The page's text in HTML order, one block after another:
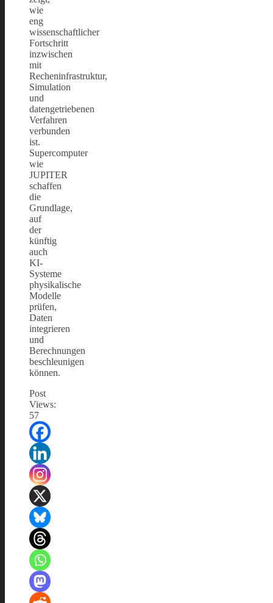
wie
eng
wissenschaftlicher
Fortschritt
inzwischen
mit
Recheninfrastruktur,
Simulation
und
datengetriebenen
Verfahren
verbunden
ist.
Supercomputer
wie
JUPITER
schaffen
die
Grundlage,
auf
der
künftig
auch
KI-
Systeme
physikalische
Modelle
prüfen,
Daten
integrieren
und
Berechnungen
beschleunigen
können.
Post
Views:
57